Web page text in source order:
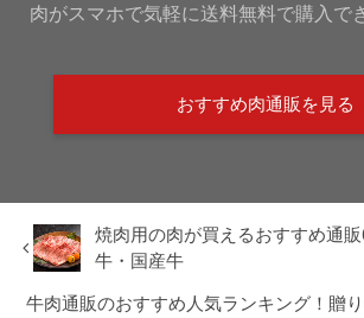
肉がスマホで気軽に送料無料で購入で
おすすめ肉通販を見る
焼肉用の肉が買えるおすすめ通
牛・国産牛
牛肉通販のおすすめ人気ランキング！贈